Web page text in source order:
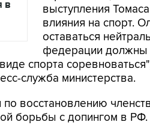
в
выступления
влияния на спорт.
оставаться
федерации должны
спорта
служба министерства.
по восстановлению
борьбы с допингом в РФ.